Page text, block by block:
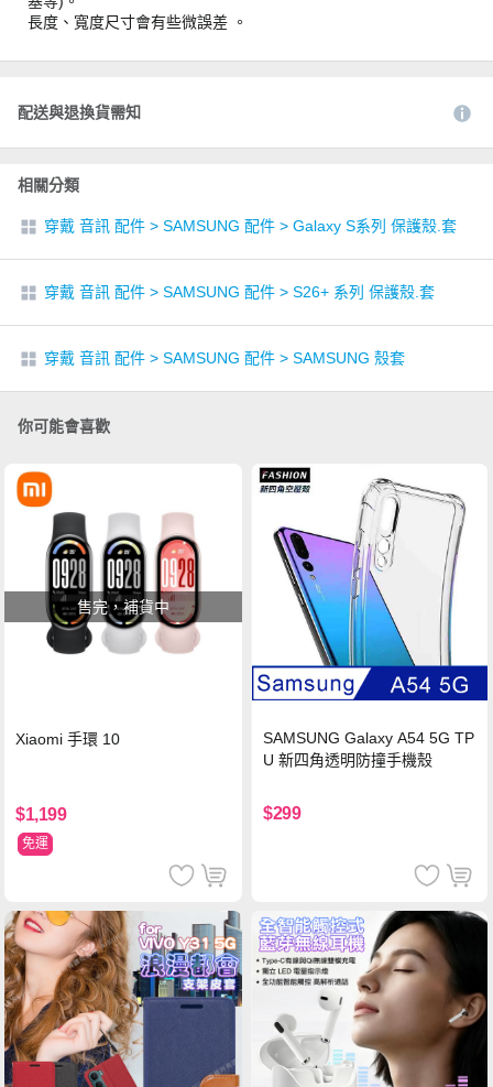
長度、寬度尺寸會有些微誤差 。
配送與退換貨需知
相關分類
穿戴 音訊 配件 > SAMSUNG 配件 > Galaxy S系列 保護殼.套
穿戴 音訊 配件 > SAMSUNG 配件 > S26+ 系列 保護殼.套
穿戴 音訊 配件 > SAMSUNG 配件 > SAMSUNG 殼套
你可能會喜歡
售完，補貨中
Xiaomi 手環 10
$1,199
免運
SAMSUNG Galaxy A54 5G TP
U 新四角透明防撞手機殼
$299